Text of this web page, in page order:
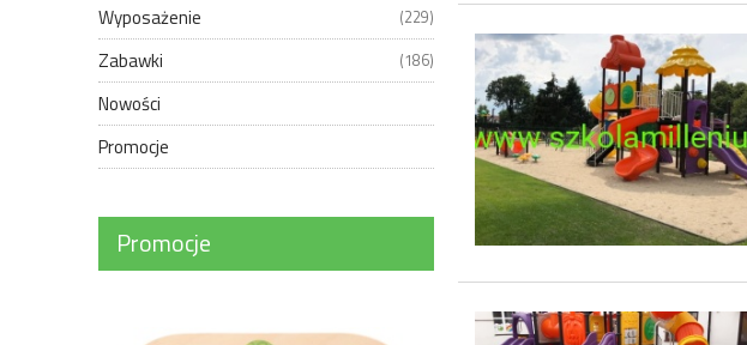
Wyposażenie (229)
Zabawki (186)
Nowości
Promocje
Promocje